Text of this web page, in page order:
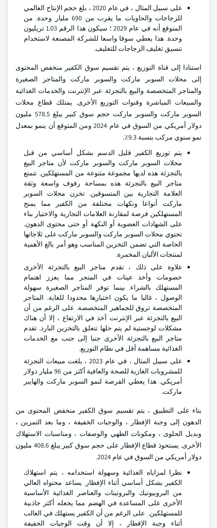
على سبيل المثال ، في عام 2020 ، بلغ حجم الإنتاج العالمي
للزجاجات والحاويات ما يقرب من 690 مليار وحدة. من
المتوقع أنه في عام 2029 ؛ سيكون هذا الرقم 1.03 تريليون
وحدة. هذا يعطي سوقا واسعا للشركة المصنعة لاستخدام
تنسيق تغليف الزجاجات للتغليف.
استنادا إلى قناة التوزيع ، يتم تقسيم سوق الكفير منخفض المحتوى
إلى محلات السوبر ماركت والسوبر ماركت والمتاجر الصغيرة
والمتاجر المتخصصة والبيع بالتجزئة عبر الإنترنت والخدمات الغذائية
والمبيعات المباشرة وقنوات التوزيع الأخرى. يمتلك قطاع محلات
السوبر ماركت والسوبر ماركت حجم سوق كبير يبلغ 578.5 مليون
دولار أمريكي من السوق في عام 2024 ومن المتوقع أن ينمو بمعدل
نمو سنوي مركب بنسبة 9.3٪.
يتم توزيع الكفير قليل الدسم بشكل أساسي من قبل
محلات السوبر ماركت والسوبر ماركت لأن متاجر البيع
بالتجزئة هذه لديها مجموعة متنوعة من المستهلكين. تتمتع
متاجر البيع بالتجزئة هذه بمساحة رفوف واسعة وثقة
العلامة التجارية بين المتسوقين. تخزن محلات السوبر
ماركت أنواعا ونكهات مختلفة من الكفير مما يمنح
المستهلكين فرصة لمقارنة العلامات التجارية والاختيار بناء
على الشهادات العضوية أو النكهة أو حتى محتوى الدهون.
تحتوي محلات السوبر ماركت والسوبر ماركت على ثلاجاتها
الخاصة التي تضمن التخزين المناسب وهو أمر بالغ الأهمية
لمنتجات الألبان المخمرة.
علاوة على ذلك ، تقدم متاجر البيع بالتجزئة الأخرى
خصومات وأخذ عينات في المتجر مما يعزز اهتمام
المستهلك بالشراء. بينما توفر المتاجر الصغيرة سهولة
الوصول ، غالبا ما يكون اختيارها محدودا للغاية. المتاجر
المتخصصة تروق للجماهير المتخصصة. على الرغم من أن
البيع بالتجزئة عبر الإنترنت آخذ في الارتفاع ، إلا أن هناك
مشكلات لوجستية لم يتم حلها تتعلق بالتخزين البارد. تقدم
متاجر البيع بالتجزئة الأخرى جنبا إلى جنب مع الخدمات
الغذائية مساهمة أقل في نظام التوزيع.
على سبيل المثال ، في عام 2023 ، بلغت مبيعات التجزئة
للمشروبات الغازية للصحة والعافية أكثر من 96 مليار دولار
أمريكي. هذا يعطي الفرصة لنمو السوبر ماركت والهايبر
ماركت.
بناء على التطبيق ، يتم تقسيم سوق الكفير منخفض المحتوى من
الدهون إلى وجبة الإفطار ، والوجبات الخفيفة ، وما بعد التمرين ،
وبديل الحلوى ، ومكونات الطهي والوصفات ، ومناسبات الاستهلاك
الأخرى. يستحوذ قطاع الإفطار على حجم سوق كبير يبلغ 408.6 مليون
دولار أمريكي من السوق في عام 2024.
نظرا لمزاياه الغذائية وسهولة استخدامه ، يتم استهلاك
الكفير بشكل أساسي أثناء الإفطار. يساعد محتواه العالي
من البروبيوتيك والبروتينات والعناصر الغذائية الأساسية
الأخرى على المساعدة في الهضم مما يجعله أكثر جاذبية
للمستهلكين. على الرغم من أن الكفير يستهلك في الغالب
أثناء وجبة الإفطار ، إلا أن وقت الوجبات الخفيفة